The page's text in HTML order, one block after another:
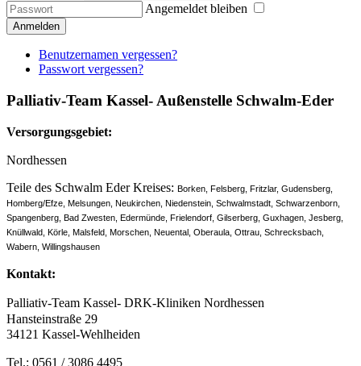
Angemeldet bleiben
Anmelden
Benutzernamen vergessen?
Passwort vergessen?
Palliativ-Team Kassel- Außenstelle Schwalm-Eder
Versorgungsgebiet:
Nordhessen
Teile des Schwalm Eder Kreises: Borken, Felsberg, Fritzlar, Gudensberg,
Homberg/Efze, Melsungen, Neukirchen, Niedenstein, Schwalmstadt, Schwarzenborn,
Spangenberg,
Bad Zwesten, Edermünde, Frielendorf, Gilserberg, Guxhagen, Jesberg,
Knüllwald,
Körle, Malsfeld, Morschen, Neuental, Oberaula, Ottrau, Schrecksbach,
Wabern, Willingshausen
Kontakt:
Palliativ-Team Kassel- DRK-Kliniken Nordhessen
Hansteinstraße 29
34121 Kassel-Wehlheiden
Tel.: 0561 / 3086 4495